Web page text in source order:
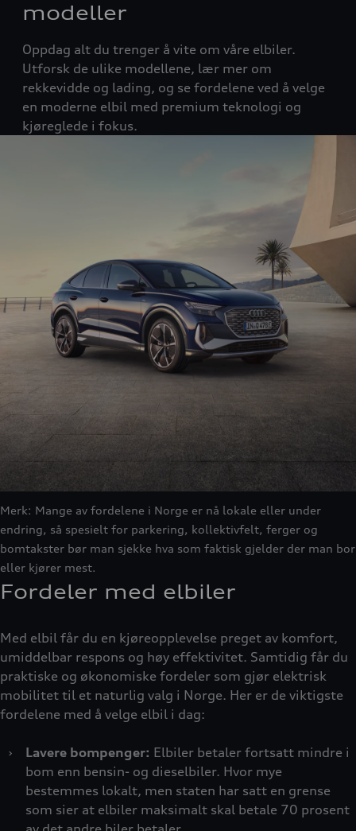
modeller
Oppdag alt du trenger å vite om våre elbiler.
Utforsk de ulike modellene, lær mer om
rekkevidde og lading, og se fordelene ved å velge
en moderne elbil med premium teknologi og
kjøreglede i fokus.
Fordeler med elbiler
Med elbil får du en kjøreopplevelse preget av komfort,
umiddelbar respons og høy effektivitet. Samtidig får du
praktiske og økonomiske fordeler som gjør elektrisk
mobilitet til et naturlig valg i Norge. Her er de viktigste
fordelene med å velge elbil i dag:
› Lavere bompenger: Elbiler betaler fortsatt mindre i
bom enn bensin- og dieselbiler. Hvor mye
bestemmes lokalt, men staten har satt en grense
som sier at elbiler maksimalt skal betale 70 prosent
Merk: Mange av fordelene i Norge er nå lokale eller under
endring, så spesielt for parkering, kollektivfelt, ferger og
bomtakster bør man sjekke hva som faktisk gjelder der man bor
eller kjører mest.